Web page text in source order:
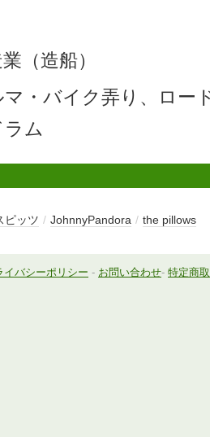
（造船）
マ・バイク弄り、ロー
ラム
ピッツ / JohnnyPandora / the pillows
イバシーポリシー - お問い合わせ- 特定商